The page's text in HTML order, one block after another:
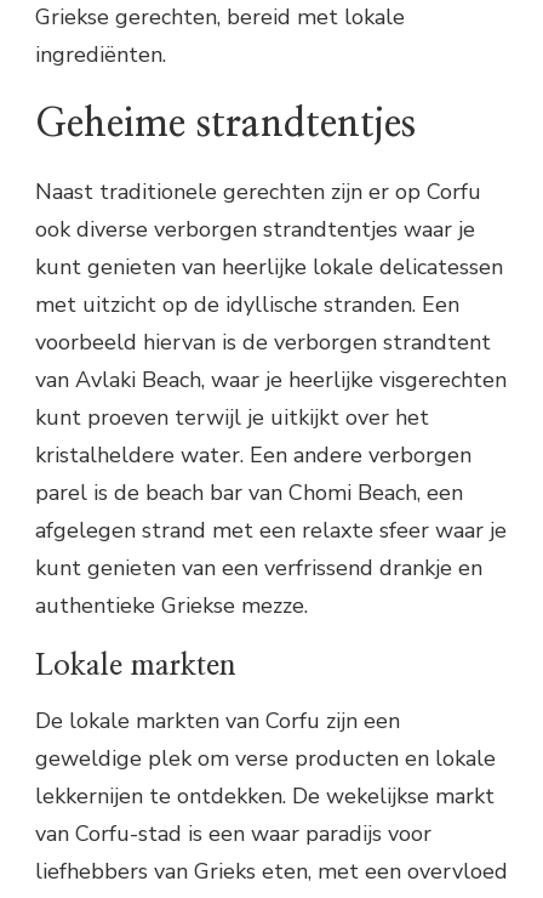
Griekse gerechten, bereid met lokale
ingrediënten.
Geheime strandtentjes
Naast traditionele gerechten zijn er op Corfu
ook diverse verborgen strandtentjes waar je
kunt genieten van heerlijke lokale delicatessen
met uitzicht op de idyllische stranden. Een
voorbeeld hiervan is de verborgen strandtent
van Avlaki Beach, waar je heerlijke visgerechten
kunt proeven terwijl je uitkijkt over het
kristalheldere water. Een andere verborgen
parel is de beach bar van Chomi Beach, een
afgelegen strand met een relaxte sfeer waar je
kunt genieten van een verfrissend drankje en
authentieke Griekse mezze.
Lokale markten
De lokale markten van Corfu zijn een
geweldige plek om verse producten en lokale
lekkernijen te ontdekken. De wekelijkse markt
van Corfu-stad is een waar paradijs voor
liefhebbers van Grieks eten, met een overvloed